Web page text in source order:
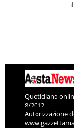
Quotidiano
8/2012
Autorizzazione